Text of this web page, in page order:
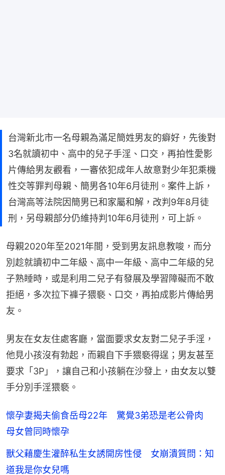
台灣新北市一名母親為滿足簡姓男友的癖好，先後對
3名就讀初中、高中的兒子手淫、口交，再拍性愛影
片傳給男友觀看，一審依犯成年人故意對少年犯乘機
性交等罪判母親、簡男各10年6月徒刑。案件上訴，
台灣高等法院因簡男已和家屬和解，改判9年8月徒
刑，另母親部分仍維持判10年6月徒刑，可上訴。
母親2020年至2021年間，受到男友訊息教唆，而分
別趁就讀初中二年級、高中一年級、高中二年級的兒
子熟睡時，或是利用二兒子有發展及學習障礙而不敢
拒絕，多次拉下褲子猥褻、口交，再拍成影片傳給男
友。
男友在女友住處客廳，當面要求女友對二兒子手淫，
他見小孩沒有勃起，而親自下手猥褻得逞；男友甚至
要求「3P」，讓自己和小孩躺在沙發上，由女友以雙
手分別手淫猥褻。
懷孕妻揭夫偷食岳母22年 驚覺3弟恐是老公骨肉
母女曾同時懷孕
獸父藉慶生灌醉私生女誘開房性侵 女崩潰質問：知
道我是你女兒嗎